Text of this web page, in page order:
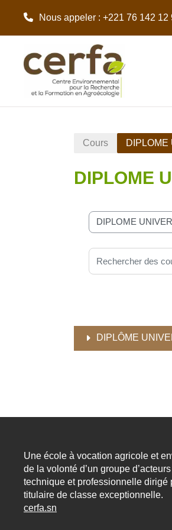
Nous appeler : +221 76 142 12
Cours DIPLOME
DIPLOME
Catégories de cours
Rechercher des
DIPLÔME
Une école à vocation agricole et
de la volonté d’un groupe
technique et professionnelle dirigé
titulaire de classe exceptionnelle.
cerfa.sn